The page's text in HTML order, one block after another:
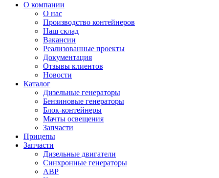
О компании
О нас
Производство контейнеров
Наш склад
Вакансии
Реализованные проекты
Документация
Отзывы клиентов
Новости
Каталог
Дизельные генераторы
Бензиновые генераторы
Блок-контейнеры
Мачты освещения
Запчасти
Прицепы
Запчасти
Дизельные двигатели
Синхронные генераторы
АВР